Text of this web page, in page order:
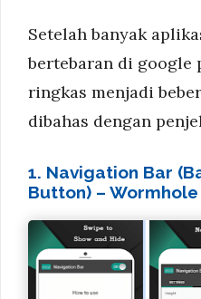
Setelah banyak
bertebaran di google
ringkas menjadi
dibahas dengan
1. Navigation Bar
Button) –